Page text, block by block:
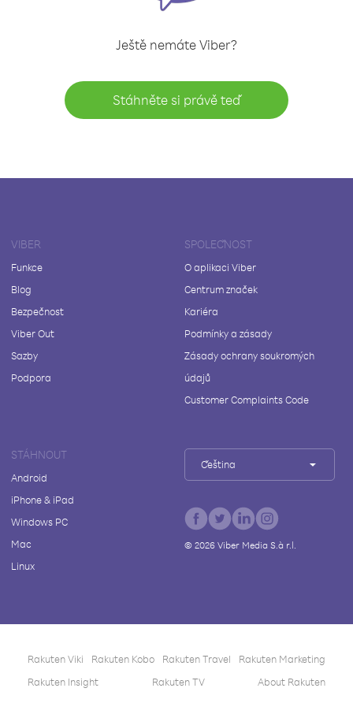
Ještě nemáte Viber?
Stáhněte si právě teď
VIBER
Funkce
Blog
Bezpečnost
Viber Out
Sazby
Podpora
SPOLEČNOST
O aplikaci Viber
Centrum značek
Kariéra
Podmínky a zásady
Zásady ochrany soukromých
údajů
Customer Complaints Code
STÁHNOUT
Android
iPhone & iPad
Windows PC
Mac
Linux
Čeština
© 2026Viber Media S.à r.l.
Rakuten Viki Rakuten Kobo Rakuten Travel
Rakuten Marketing
Rakuten Insight
Rakuten TV About Rakuten